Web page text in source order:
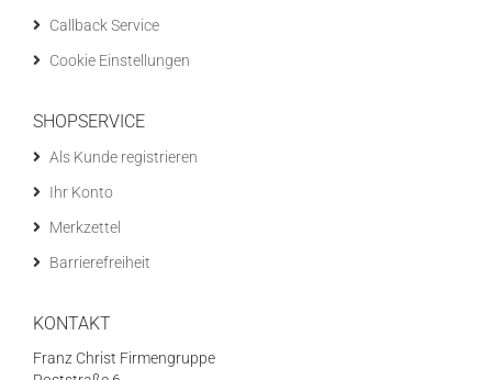
Callback Service
Cookie Einstellungen
SHOPSERVICE
Als Kunde registrieren
Ihr Konto
Merkzettel
Barrierefreiheit
KONTAKT
Franz Christ Firmengruppe